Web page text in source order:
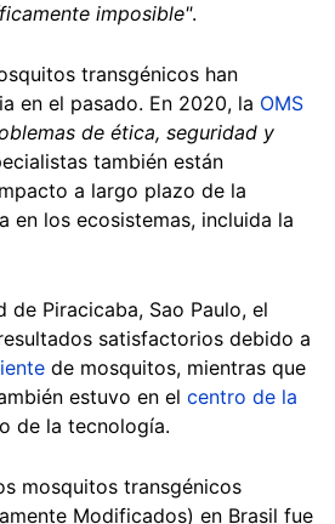
imposible".
transgénicos han
en el pasado. En 2020, la OMS
de ética, seguridad y
también están
a largo plazo de la
en los ecosistemas, incluida la
de Piracicaba, Sao Paulo, el
satisfactorios debido a
de mosquitos, mientras que
estuvo en el centro de la
de la tecnología.
mosquitos transgénicos
Modificados) en Brasil fue